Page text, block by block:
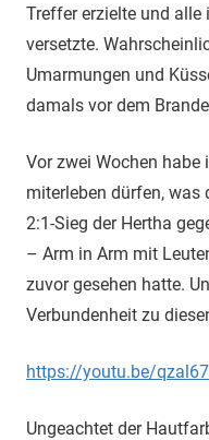
Treffer erzielte und
versetzte.
Umarmungen und
damals vor dem
Vor zwei Wochen
miterleben dürfen, was
2:1-Sieg der Hertha
– Arm in Arm mit
zuvor gesehen hatte.
Verbundenheit zu
https://youtu.be/
Ungeachtet der